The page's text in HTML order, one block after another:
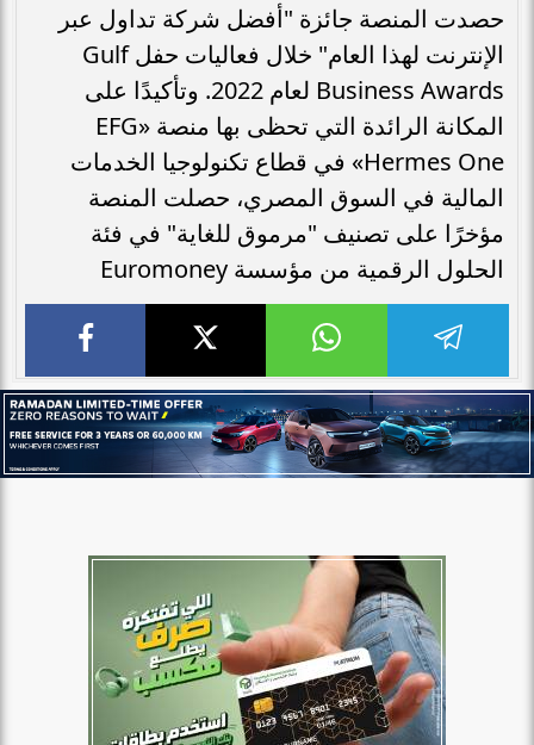
حصدت المنصة جائزة "أفضل شركة تداول عبر
الإنترنت لهذا العام" خلال فعاليات حفل Gulf
Business Awards لعام 2022. وتأكيدًا على
المكانة الرائدة التي تحظى بها منصة «EFG
Hermes One» في قطاع تكنولوجيا الخدمات
المالية في السوق المصري، حصلت المنصة
مؤخرًا على تصنيف "مرموق للغاية" في فئة
الحلول الرقمية من مؤسسة Euromoney